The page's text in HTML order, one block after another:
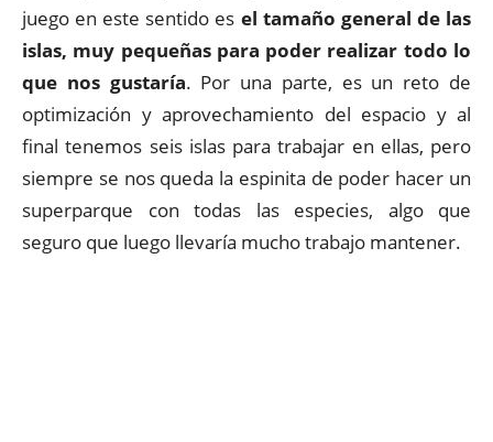
juego en este sentido es el tamaño general de las
islas, muy pequeñas para poder realizar todo lo
que nos gustaría. Por una parte, es un reto de
optimización y aprovechamiento del espacio y al
final tenemos seis islas para trabajar en ellas, pero
siempre se nos queda la espinita de poder hacer un
superparque con todas las especies, algo que
seguro que luego llevaría mucho trabajo mantener.